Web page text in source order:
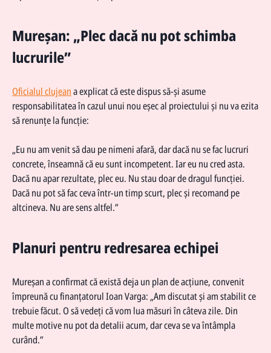
Mureșan: „Plec dacă nu pot schimba
lucrurile”
Oficialul clujeana explicat că este dispus să-și asume
responsabilitatea în cazul unui nou eșec al proiectului și nu va ezita
să renunțe la funcție:
„Eu nu am venit să dau pe nimeni afară, dar dacă nu se fac lucruri
concrete, înseamnă că eu sunt incompetent. Iar eu nu cred asta.
Dacă nu apar rezultate, plec eu. Nu stau doar de dragul funcției.
Dacă nu pot să fac ceva într-un timp scurt, plec și recomand pe
altcineva. Nu are sens altfel.”
Planuri pentru redresarea echipei
Mureșan a confirmat că există deja un plan de acțiune, convenit
împreună cu finanțatorul Ioan Varga: „Am discutat și am stabilit ce
trebuie făcut. O să vedeți că vom lua măsuri în câteva zile. Din
multe motive nu pot da detalii acum, dar ceva se va întâmpla
curând.”